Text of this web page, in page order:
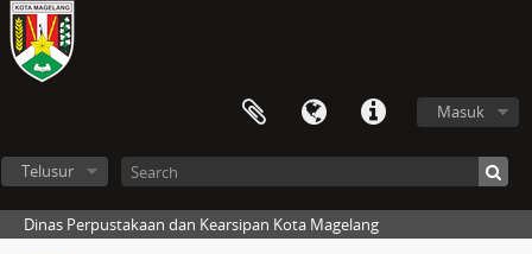
Masuk
Telusur
Dinas Perpustakaan dan Kearsipan Kota Magelang